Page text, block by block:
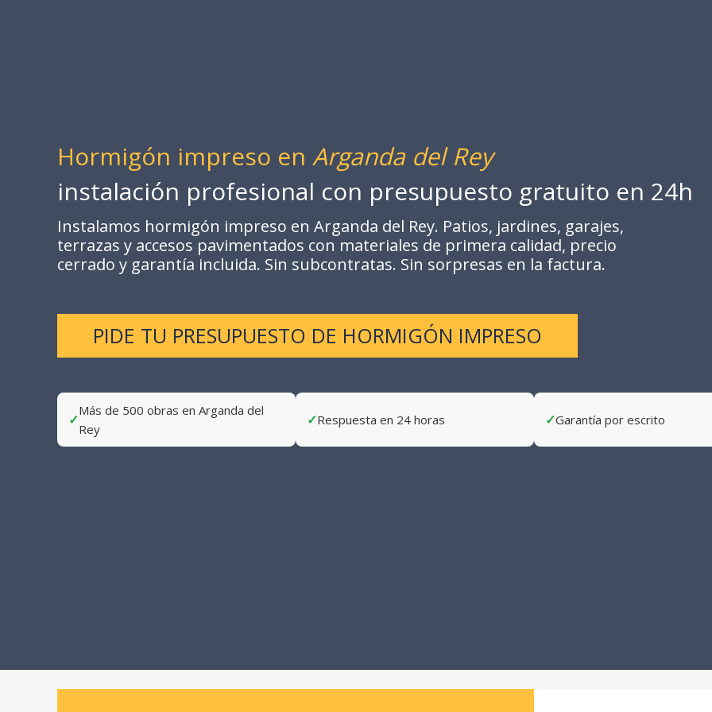
Hormigón impreso en Arganda del Rey
instalación profesional con presupuesto gratuito en 24h
Instalamos hormigón impreso en Arganda del Rey. Patios, jardines, garajes,
terrazas y accesos pavimentados con materiales de primera calidad, precio
cerrado y garantía incluida. Sin subcontratas. Sin sorpresas en la factura.
PIDE TU PRESUPUESTO DE HORMIGÓN IMPRESO
✓
Más de 500 obras en Arganda del
Rey
✓Respuesta en 24 horas ✓Garantía por escrito